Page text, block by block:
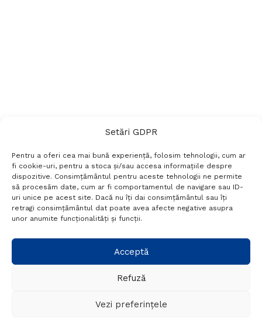
Setări GDPR
Pentru a oferi cea mai bună experiență, folosim tehnologii, cum ar
fi cookie-uri, pentru a stoca și/sau accesa informațiile despre
dispozitive. Consimțământul pentru aceste tehnologii ne permite
să procesăm date, cum ar fi comportamentul de navigare sau ID-
uri unice pe acest site. Dacă nu îți dai consimțământul sau îți
retragi consimțământul dat poate avea afecte negative asupra
unor anumite funcționalități și funcții.
Acceptă
Refuză
Vezi preferințele
Termeni si conditii
Politică de confidențialitate
Politica cookies
Setări GDPR
+40 788 760 194